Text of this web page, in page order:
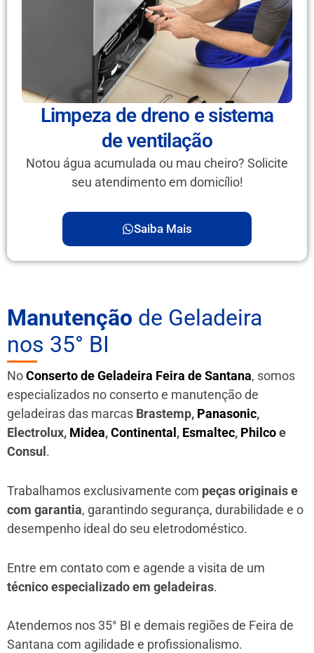
Limpeza de dreno e sistema
de ventilação
Notou água acumulada ou mau cheiro? Solicite
seu atendimento em domicílio!
Saiba Mais
Manutenção de Geladeira
nos 35° BI
NoConserto de Geladeira Feira de Santana, somos
especializados no conserto e manutenção de
geladeiras das marcas Brastemp, Panasonic,
Electrolux, Midea,Continental , Esmaltec, Philcoe
Consul .
Trabalhamos exclusivamente com peças originais e
com garantia, garantindo segurança, durabilidade e o
desempenho ideal do seu eletrodoméstico.
Entre em contato com e agende a visita de um
técnico especializado em geladeiras.
Atendemos nos 35° BI e demais regiões de Feira de
Santana com agilidade e profissionalismo.